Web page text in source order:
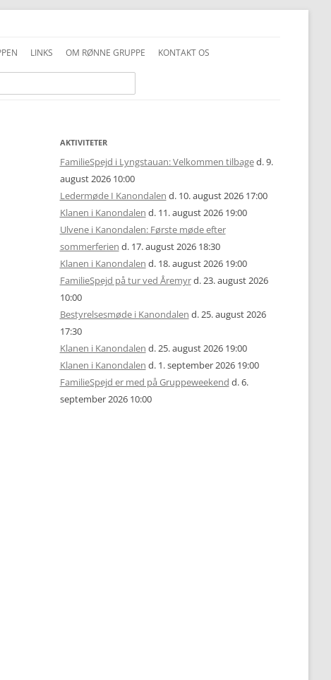
LINKS OM RØNNE GRUPPE
FOTOS OG COPYRIGHT
UNIFORMSVEJLEDNING
INFO JUNIOR-SPEJDER
INFO TROPPEN
KONTAKT OS
AKTIVITETER
FamilieSpejd i Lyngstauan: Velkommen tilbaged. 9.
august 2026 10:00
Ledermøde I Kanondalen d. 10. august 2026 17:00
Klanen i Kanondalen d. 11. august 2026 19:00
Ulvene i Kanondalen: Første møde efter
sommerferien d. 17. august 2026 18:30
Klanen i Kanondalen d. 18. august 2026 19:00
FamilieSpejd på tur ved Åremyrd. 23. august 2026
10:00
Bestyrelsesmøde i Kanondalen d. 25. august 2026
17:30
Klanen i Kanondalen d. 25. august 2026 19:00
Klanen i Kanondalen d. 1. september 2026 19:00
FamilieSpejd er med på Gruppeweekend d. 6.
september 2026 10:00